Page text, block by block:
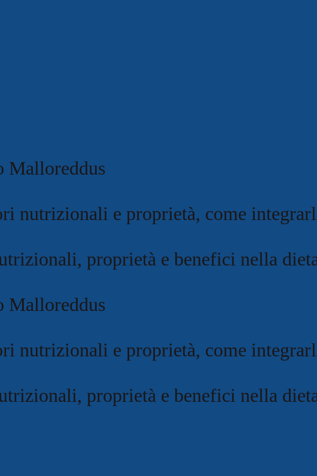
Malloreddus
nutrizionali e proprietà, come
proprietà e benefici nella
Malloreddus
nutrizionali e proprietà, come
proprietà e benefici nella